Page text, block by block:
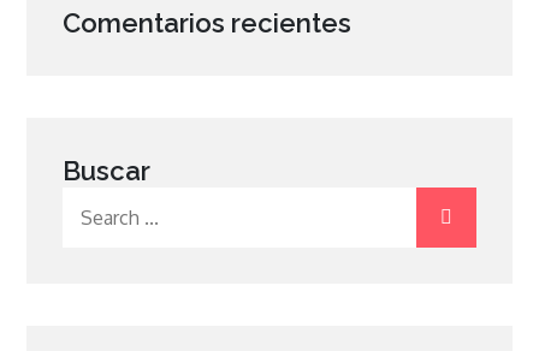
Comentarios recientes
Buscar